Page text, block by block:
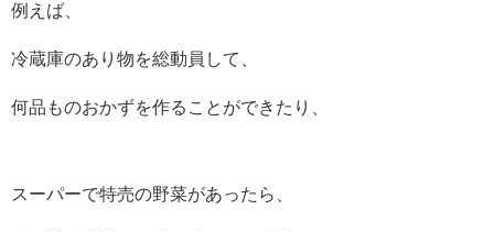
例えば、
冷蔵庫のあり物を総動員して、
何品ものおかずを作ることができたり、
スーパーで特売の野菜があったら、